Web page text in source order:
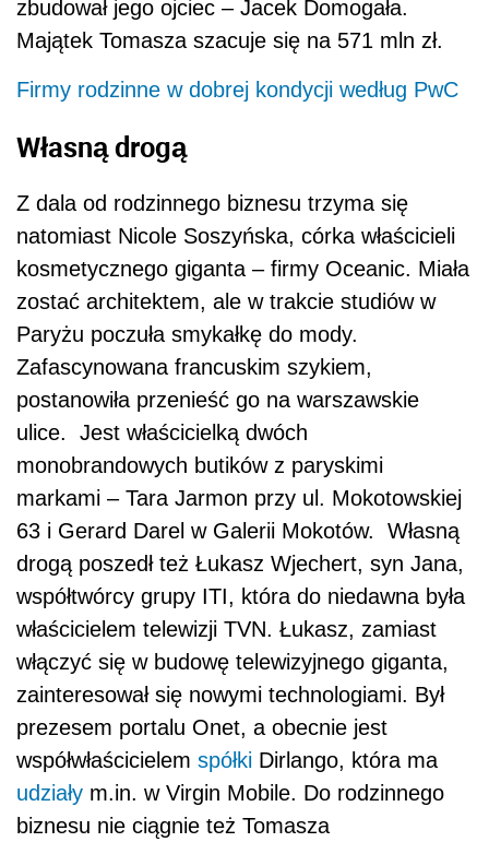
zbudował jego ojciec – Jacek Domogała.
Majątek Tomasza szacuje się na 571 mln zł.
Firmy rodzinne w dobrej kondycji według PwC
Własną drogą
Z dala od rodzinnego biznesu trzyma się
natomiast Nicole Soszyńska, córka właścicieli
kosmetycznego giganta – firmy Oceanic. Miała
zostać architektem, ale w trakcie studiów w
Paryżu poczuła smykałkę do mody.
Zafascynowana francuskim szykiem,
postanowiła przenieść go na warszawskie
ulice. Jest właścicielką dwóch
monobrandowych butików z paryskimi
markami – Tara Jarmon przy ul. Mokotowskiej
63 i Gerard Darel w Galerii Mokotów. Własną
drogą poszedł też Łukasz Wjechert, syn Jana,
współtwórcy grupy ITI, która do niedawna była
właścicielem telewizji TVN. Łukasz, zamiast
włączyć się w budowę telewizyjnego giganta,
zainteresował się nowymi technologiami. Był
prezesem portalu Onet, a obecnie jest
współwłaścicielem spółki Dirlango, która ma
udziały m.in. w Virgin Mobile. Do rodzinnego
biznesu nie ciągnie też Tomasza